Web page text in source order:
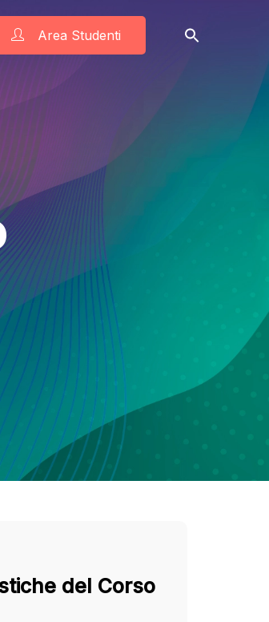
Area Studenti
del Corso